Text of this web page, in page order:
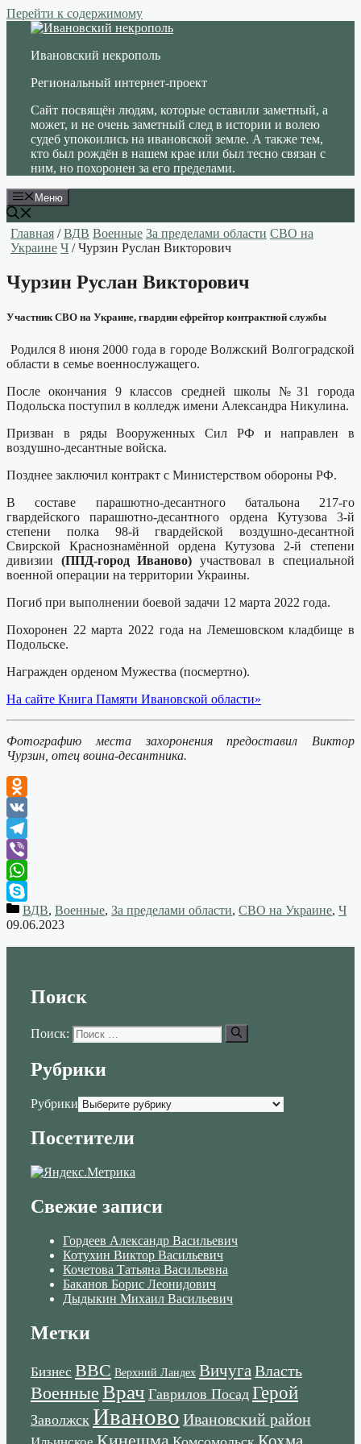
Перейти к содержимому
Ивановский некрополь
Региональный интернет-проект
Сайт посвящён людям, которые оставили заметный, а
может, и не очень заметный след в истории и волею
судеб упокоились на ивановской земле. А также тем,
кто был рождён в нашем крае или был тесно связан с
ним, но похоронен за его пределами.
Меню
Главная /ВДВ Военные За пределами области СВО на
Украине Ч / Чурзин Руслан Викторович
Чурзин Руслан Викторович
Участник СВО на Украине, гвардии ефрейтор контрактной службы
Родился 8 июня 2000 года в городе Волжский Волгоградской
области в семье военнослужащего.
После окончания 9 классов средней школы №31 города
Подольска поступил в колледж имени Александра Никулина.
Призван в ряды Вооруженных Сил РФ и направлен в
воздушно-десантные войска.
Позднее заключил контракт с Министерством обороны РФ.
В составе парашютно-десантного батальона 217-го
гвардейского парашютно-десантного ордена Кутузова 3-й
степени полка 98-й гвардейской воздушно-десантной
Свирской Краснознамённой ордена Кутузова 2-й степени
дивизии (ППД-город Иваново) участвовал в специальной
военной операции на территории Украины.
Погиб при выполнении боевой задачи 12 марта 2022 года.
Похоронен 22 марта 2022 года на Лемешовском кладбище в
Подольске.
Награжден орденом Мужества (посмертно).
На сайте Книга Памяти Ивановской области»
Фотографию места захоронения предоставил Виктор
Чурзин, отец воина-десантника.
Odnoklassniki
VK
Telegram
Viber
WhatsApp
Skype
ВДВ, Военные, За пределами области, СВО на Украине, Ч
09.06.2023
Поиск
Поиск:
Рубрики
Рубрики
Посетители
Свежие записи
Гордеев Александр Васильевич
Котухин Виктор Васильевич
Кочетова Татьяна Васильевна
Баканов Борис Леонидович
Дыдыкин Михаил Васильевич
Метки
Бизнес ВВС Верхний Ландех ВичугаВласть
Военные Врач Гаврилов Посад Герой
Заволжск Иваново Ивановский район